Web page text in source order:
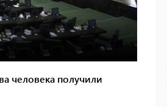
человека получили